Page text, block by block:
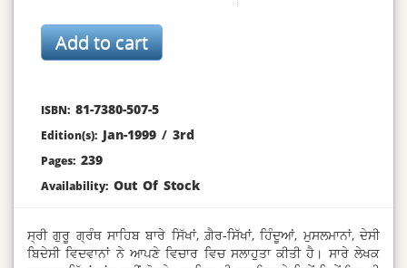
ISBN: 81-7380-507-5
Edition(s): Jan-1999 / 3rd
Pages: 239
Availability: Out Of Stock
ਸ੍ਰੀ ਗੁਰੂ ਗ੍ਰੰਥ ਸਾਹਿਬ ਬਾਰੇ ਸਿੱਖਾਂ, ਗ਼ੈਰ-ਸਿੱਖਾਂ, ਹਿੰਦੂਆਂ, ਮੁਸਲਮਾਨਾਂ, ਦੇਸੀ
ਬਿਦੇਸੀ ਵਿਦਵਾਨਾਂ ਨੇ ਆਪਣੇ ਵਿਚਾਰ ਵਿਚ ਸਲਾਹੁਤਾ ਕੀਤੀ ਹੈ। ਸਾਰੇ ਲੇਖਕ